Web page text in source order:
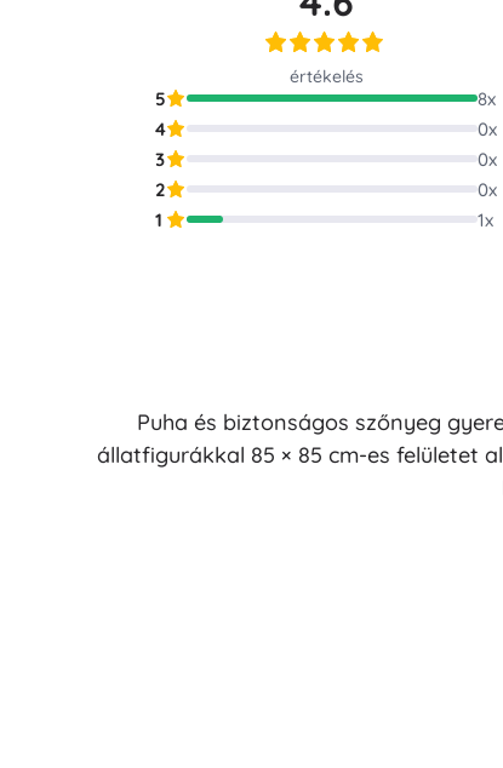
értékelés
5 8x
4
0x
3
0x
2
0x
1
1x
Puha és biztonságos szőnyeg
állatfigurákkal 85 × 85 cm-es felületet